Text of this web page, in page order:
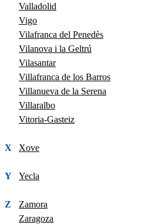
Valladolid
Vigo
Vilafranca del Penedès
Vilanova i la Geltrú
Vilasantar
Villafranca de los Barros
Villanueva de la Serena
Villaralbo
Vitoria-Gasteiz
X Xove
Y Yecla
Z
Zamora
Zaragoza